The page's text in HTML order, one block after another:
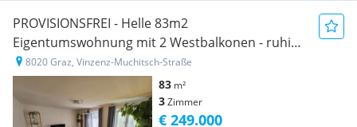
PROVISIONSFREI - Helle 83m2
Eigentumswohnung mit 2 Westbalkonen - ruhig
gelegen und perfekt angebunden
8020 Graz, Vinzenz-Muchitsch-Straße
83 m²
3Zimmer
€ 249.000